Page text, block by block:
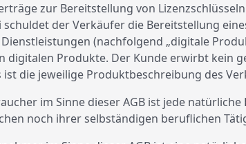
zur Bereitstellung von
schuldet der Verkäufer die Bereitstellung
(nachfolgend „digitale
digitalen Produkte. Der Kunde erwirbt kein
ist die jeweilige Produktbeschreibung des
im Sinne dieser AGB ist jede
noch ihrer selbständigen beruflichen